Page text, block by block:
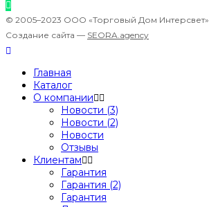
© 2005–2023 ООО «Торговый Дом Интерсвет»
Создание сайта — SEORA.agency
Главная
Каталог
О компании
Новости (3)
Новости (2)
Новости
Отзывы
Клиентам
Гарантия
Гарантия (2)
Гарантия